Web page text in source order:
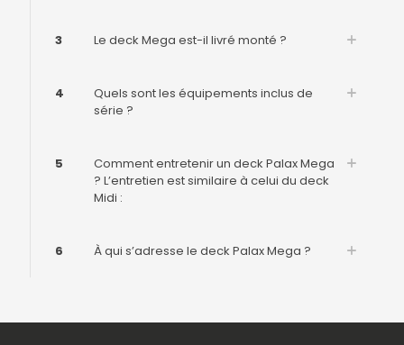
3 Le deck Mega est-il livré monté ?
4
Quels sont les équipements inclus de
série ?
5
Comment entretenir un deck Palax Mega
? L’entretien est similaire à celui du deck
Midi :
6 À qui s’adresse le deck Palax Mega ?